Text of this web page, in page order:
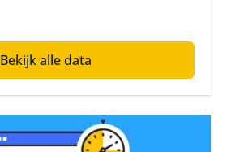
Bekijk alle data